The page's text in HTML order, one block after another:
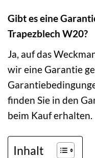
Gibt es eine
Trapezblech W20?
Ja, auf das
wir eine Garantie
finden Sie in den
beim Kauf erhalten.
Inhalt